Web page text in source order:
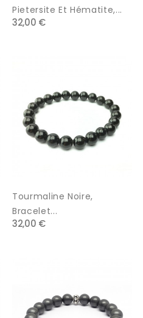
Pietersite Et Hématite,...
32,00 €
Tourmaline Noire,
Bracelet...
32,00 €